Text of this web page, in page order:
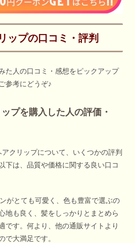
ップの口コミ・評判
た人の口コミ・感想をピックアップ
参考にどうぞ♪
プを購入した人の評価・
クリップについて、いくつかの評判
下は、品質や価格に関する良い口コ
がとても可愛く、色も豊富で選ぶの
地も良く、髪をしっかりとまとめら
です。何より、他の通販サイトより
で大満足です。